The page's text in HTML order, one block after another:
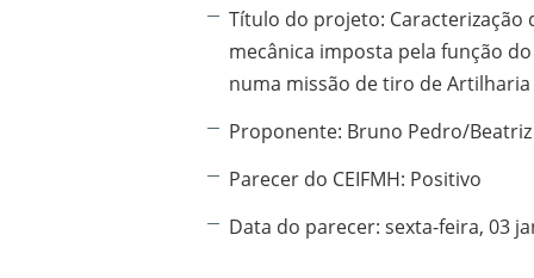
Informação adicional:
Título do projeto: Caracterização
mecânica imposta pela função
numa missão de tiro de
Proponente: Bruno Pedro/
Parecer do CEIFMH: Positivo
Data do parecer: sexta-feira, 03